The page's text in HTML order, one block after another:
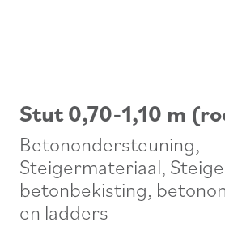
Stut 0,70-1,10 m
Betonondersteuning,
Steigermateriaal,
betonbekisting,
en ladders